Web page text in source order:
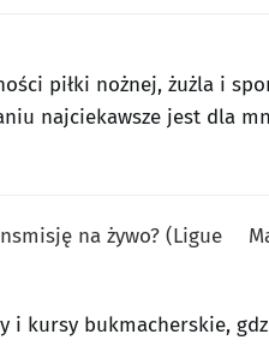
piłki nożnej, żużla i
najciekawsze jest dla
na żywo? (Ligue
i kursy bukmacherskie,